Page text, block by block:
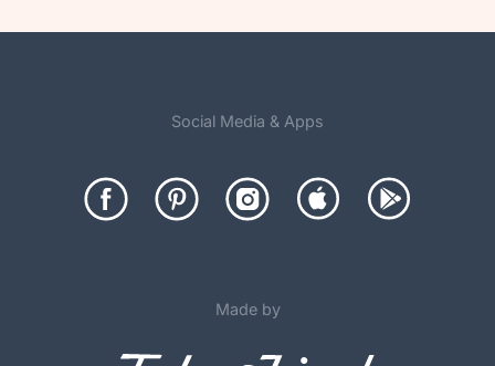
Social Media & Apps
Made by